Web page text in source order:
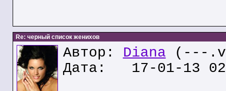
Re: черный список женихов
Автор: Diana (---
Дата: 17-01-13